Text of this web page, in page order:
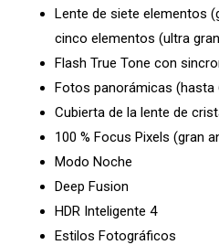
Lente de siete elementos
cinco elementos (ultra
Flash True Tone con
Fotos panorámicas (hasta
Cubierta de la lente de
100 % Focus Pixels (gran
Modo Noche
Deep Fusion
HDR Inteligente 4
Estilos Fotográficos